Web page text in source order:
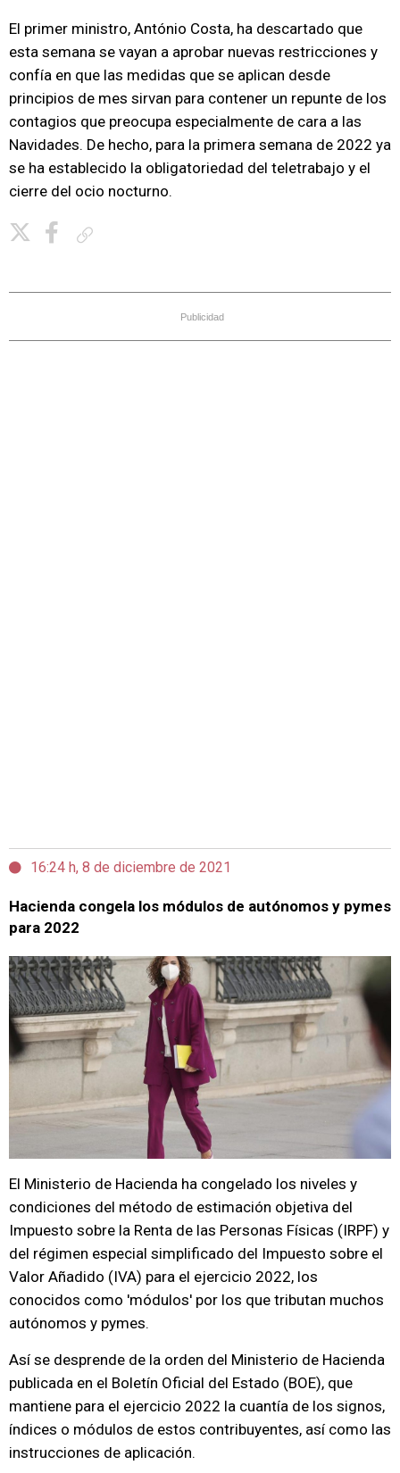
El primer ministro, António Costa, ha descartado que
esta semana se vayan a aprobar nuevas restricciones y
confía en que las medidas que se aplican desde
principios de mes sirvan para contener un repunte de los
contagios que preocupa especialmente de cara a las
Navidades. De hecho, para la primera semana de 2022 ya
se ha establecido la obligatoriedad del teletrabajo y el
cierre del ocio nocturno.
Publicidad
16:24 h, 8 de diciembre de 2021
Hacienda congela los módulos de autónomos y pymes
para 2022
El Ministerio de Hacienda ha congelado los niveles y
condiciones del método de estimación objetiva del
Impuesto sobre la Renta de las Personas Físicas (IRPF) y
del régimen especial simplificado del Impuesto sobre el
Valor Añadido (IVA) para el ejercicio 2022, los
conocidos como 'módulos' por los que tributan muchos
autónomos y pymes.
Así se desprende de la orden del Ministerio de Hacienda
publicada en el Boletín Oficial del Estado (BOE), que
mantiene para el ejercicio 2022 la cuantía de los signos,
índices o módulos de estos contribuyentes, así como las
instrucciones de aplicación.